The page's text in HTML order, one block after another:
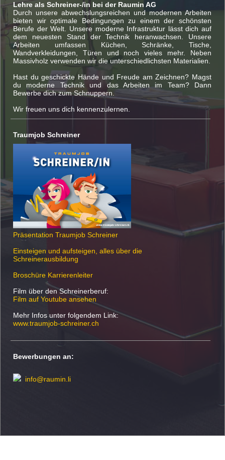
Lehre als Schreiner-/in bei der Raumin AG
Durch unsere abwechslungsreichen und modernen Arbeiten
bieten wir optimale Bedingungen zu einem der schönsten
Berufe der Welt. Unsere moderne Infrastruktur lässt dich auf
dem neuesten Stand der Technik heranwachsen. Unsere
Arbeiten umfassen Küchen, Schränke, Tische,
Wandverkleidungen, Türen und noch vieles mehr. Neben
Massivholz verwenden wir die unterschiedlichsten Materialien.
Hast du geschickte Hände und Freude am Zeichnen? Magst
du moderne Technik und das Arbeiten im Team? Dann
Bewerbe dich zum Schnuppern.
Wir freuen uns dich kennenzulernen.
Traumjob Schreiner
Präsentation Traumjob Schreiner
Einsteigen und aufsteigen, alles über die
Schreinerausbildung
Broschüre Karrierenleiter
Film über den Schreinerberuf:
Film auf Youtube ansehen
Mehr Infos unter folgendem Link:
www.traumjob-schreiner.ch
Bewerbungen an:
info@raumin.li